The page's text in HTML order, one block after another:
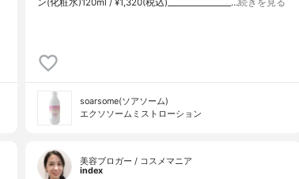
ン(化粧水)120ml / ¥1,320(税込)________________…続きを見る
soarsome(ソアソーム)
エクソソームミストローション
美容ブロガー / コスメマニア
index